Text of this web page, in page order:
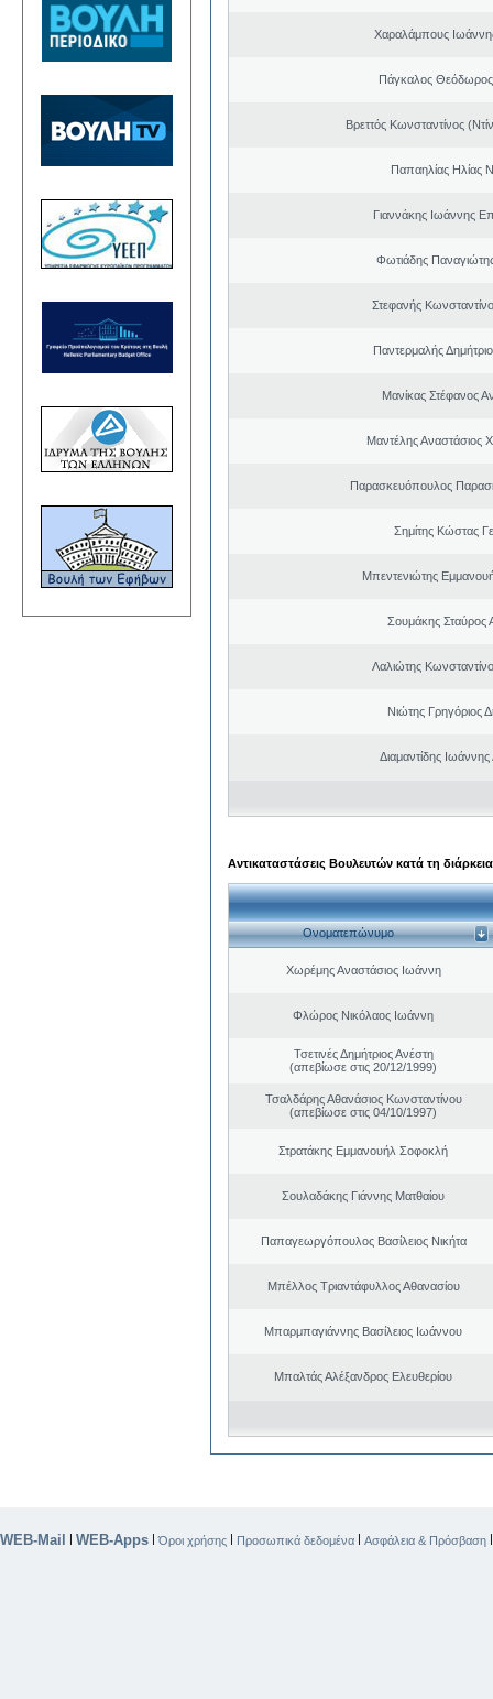
Χαραλάμπους
Πάγκαλος
Βρεττός Κωνσταντίνος
Παπαηλίας Ηλίας
Γιαννάκης Ιωάννης
Φωτιάδης
Στεφανής
Παντερμαλής
Μανίκας Στέφανος
Μαντέλης Αναστάσιος
Παρασκευόπουλος
Σημίτης Κώστας
Μπεντενιώτης
Σουμάκης Σταύρος
Λαλιώτης
Νιώτης Γρηγόριος
Διαμαντίδης Ιωάννης
Αντικαταστάσεις Βουλευτών κατά τη
Ονοματεπώνυμο
Χωρέμης Αναστάσιος Ιωάννη
Φλώρος Νικόλαος Ιωάννη
Τσετινές Δημήτριος Ανέστη
(απεβίωσε στις 20/12/1999)
Τσαλδάρης Αθανάσιος Κωνσταντίνου
(απεβίωσε στις 04/10/1997)
Στρατάκης Εμμανουήλ Σοφοκλή
Σουλαδάκης Γιάννης Ματθαίου
Παπαγεωργόπουλος Βασίλειος Νικήτα
Μπέλλος Τριαντάφυλλος Αθανασίου
Μπαρμπαγιάννης Βασίλειος Ιωάννου
Μπαλτάς Αλέξανδρος Ελευθερίου
WEB-Mail | WEB-Apps |Όροι χρήσης | Προσωπικά δεδομένα | Ασφάλεια & Πρόσβαση